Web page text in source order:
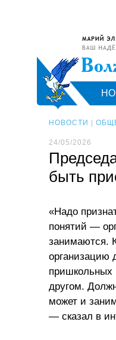
НОВОСТИ
24/05/2026
быть
«Надо
понятий —
занимаются.
организацию
пришкольных
другом.
может и
— сказал в